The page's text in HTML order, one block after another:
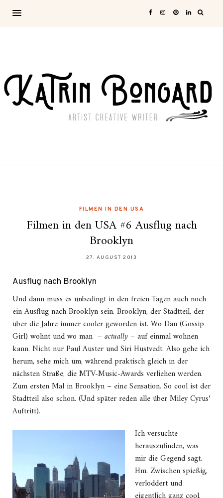
FILMEN IN DEN USA
Filmen in den USA #6 Ausflug nach
Brooklyn
27. AUGUST 2013
Ausflug nach Brooklyn
Und dann muss es unbedingt in den freien Tagen auch noch
ein Ausflug nach Brooklyn sein. Brooklyn, der Stadtteil, der
über die Jahre immer cooler geworden ist. Wo Dan (Gossip
Girl) wohnt und wo man – actually – auf einmal wohnen
kann. Nicht nur Paul Auster und Siri Hustvedt. Also gehe ich
herum, sehe mich um, während praktisch gleich in der
nächsten Straße, die MTV-Music-Awards verliehen werden.
Zum ersten Mal in Brooklyn – eine Sensation. So cool ist der
Stadtteil also schon. (Und später reden alle über Miley Cyrus‘
Auftritt).
Ich versuchte
herauszufinden, was
mir die Gegend sagt.
Hm. Zwischen spießig,
verloddert und